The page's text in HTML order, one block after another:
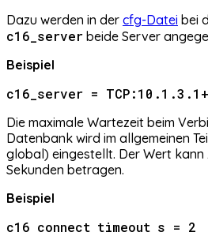
Dazu werden in der cfg-Datei bei
c16_server beide Server
Beispiel
c16_server =
Die maximale Wartezeit beim
Datenbank wird im allgemeinen
global) eingestellt. Der Wert kann
Sekunden betragen.
Beispiel
c16_connect_timeout_s = 2